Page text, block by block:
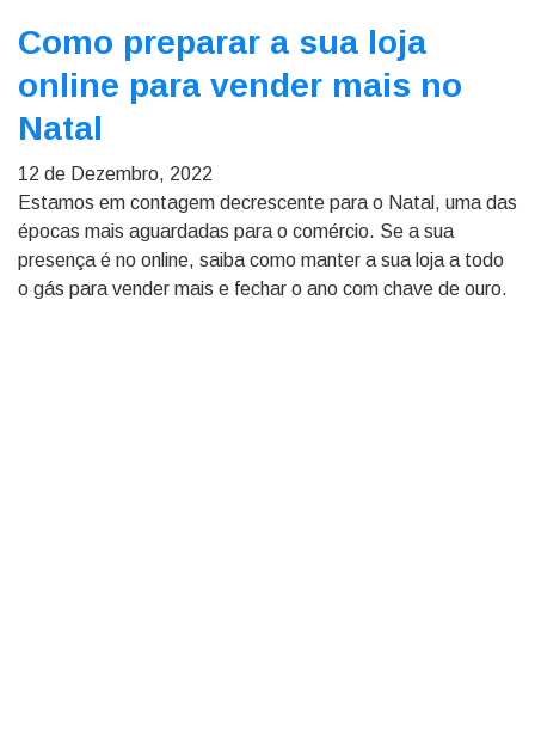
Como preparar a sua loja
online para vender mais no
Natal
12 de Dezembro, 2022
Estamos em contagem decrescente para o Natal, uma das
épocas mais aguardadas para o comércio. Se a sua
presença é no online, saiba como manter a sua loja a todo
o gás para vender mais e fechar o ano com chave de ouro.